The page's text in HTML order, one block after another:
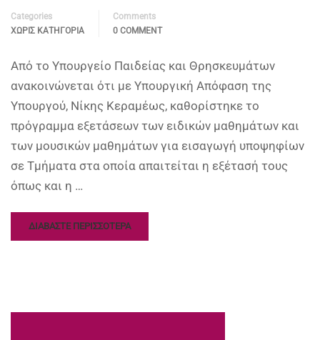
Categories
ΧΩΡΊΣ ΚΑΤΗΓΟΡΊΑ
Comments
0 COMMENT
Από το Υπουργείο Παιδείας και Θρησκευμάτων
ανακοινώνεται ότι με Υπουργική Απόφαση της
Υπουργού, Νίκης Κεραμέως, καθορίστηκε το
πρόγραμμα εξετάσεων των ειδικών μαθημάτων και
των μουσικών μαθημάτων για εισαγωγή υποψηφίων
σε Τμήματα στα οποία απαιτείται η εξέτασή τους
όπως και η …
ΔΙΑΒΑΣΤΕ ΠΕΡΙΣΣΟΤΕΡΑ